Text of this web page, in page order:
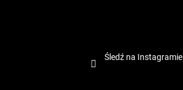
Śledź na Instagramie